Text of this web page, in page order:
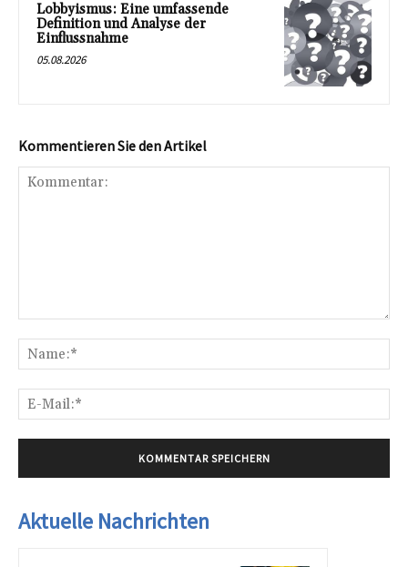
Lobbyismus: Eine umfassende
Definition und Analyse der
Einflussnahme
05.08.2026
Kommentieren Sie den Artikel
Aktuelle Nachrichten